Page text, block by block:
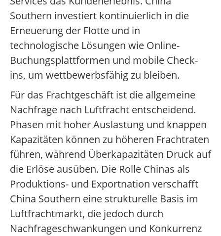
Southern investiert kontinuierlich in die
Erneuerung der Flotte und in
technologische Lösungen wie Online-
Buchungsplattformen und mobile Check-
ins, um wettbewerbsfähig zu bleiben.
Für das Frachtgeschäft ist die allgemeine
Nachfrage nach Luftfracht entscheidend.
Phasen mit hoher Auslastung und knappen
Kapazitäten können zu höheren Frachtraten
führen, während Überkapazitäten Druck auf
die Erlöse ausüben. Die Rolle Chinas als
Produktions- und Exportnation verschafft
China Southern eine strukturelle Basis im
Luftfrachtmarkt, die jedoch durch
Nachfrageschwankungen und Konkurrenz